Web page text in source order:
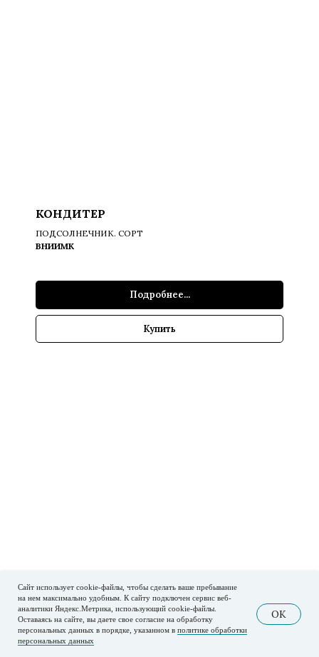
Сайт использует cookie-файлы, чтобы сделать ваше пребывание
на нем максимально удобным. К cайту подключен сервис веб-
аналитики Яндекс.Метрика, использующий cookie-файлы.
Оставаясь на сайте, вы даете свое согласие на обработку
персональных данных в порядке, указанном в политике обработки
персональных данных
OK
КОНДИТЕР
ПОДСОЛНЕЧНИК. СОРТ
ВНИИМК
Подробнее...
Купить